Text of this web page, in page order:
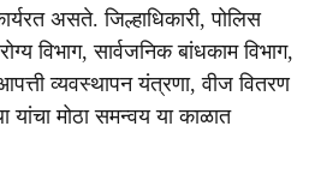
असते. जिल्हाधिकारी, पोलिस
विभाग, सार्वजनिक बांधकाम विभाग,
व्यवस्थापन यंत्रणा, वीज वितरण
मोठा समन्वय या काळात